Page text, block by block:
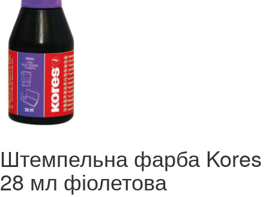
Штемпельна фарба Kores
28 мл фіолетова